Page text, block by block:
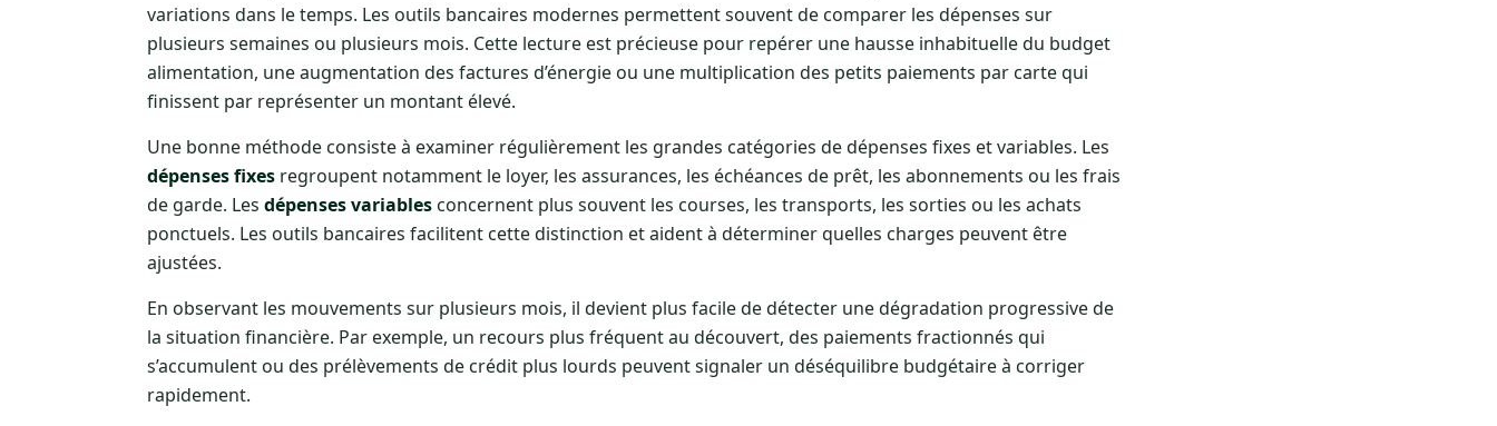
variations dans le temps. Les outils bancaires modernes permettent souvent de comparer les dépenses sur
plusieurs semaines ou plusieurs mois. Cette lecture est précieuse pour repérer une hausse inhabituelle du budget
alimentation, une augmentation des factures d’énergie ou une multiplication des petits paiements par carte qui
finissent par représenter un montant élevé.
Une bonne méthode consiste à examiner régulièrement les grandes catégories de dépenses fixes et variables. Les
dépenses fixes regroupent notamment le loyer, les assurances, les échéances de prêt, les abonnements ou les frais
de garde. Les dépenses variables concernent plus souvent les courses, les transports, les sorties ou les achats
ponctuels. Les outils bancaires facilitent cette distinction et aident à déterminer quelles charges peuvent être
ajustées.
En observant les mouvements sur plusieurs mois, il devient plus facile de détecter une dégradation progressive de
la situation financière. Par exemple, un recours plus fréquent au découvert, des paiements fractionnés qui
s’accumulent ou des prélèvements de crédit plus lourds peuvent signaler un déséquilibre budgétaire à corriger
rapidement.